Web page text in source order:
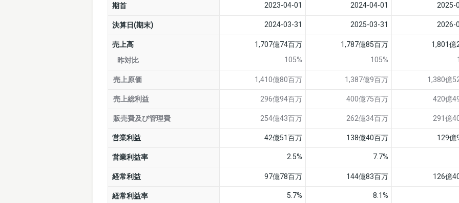
期首 2023-04-01 2024-04-01 2025-
決算日(期末) 2024-03-31 2025-03-31 2026-
売上高
昨対比
1,707億74百万
105%
1,787億85百万
105%
1,801億
売上原価 1,410億80百万 1,387億9百万 1,380億
売上総利益 296億94百万 400億75百万 420億
販売費及び管理費 254億43百万 262億34百万 291億
営業利益 42億51百万 138億40百万 129億
営業利益率 2.5% 7.7%
経常利益 97億78百万 144億83百万 126億
経常利益率 5.7% 8.1%